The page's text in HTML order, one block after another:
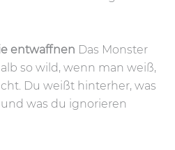
entwaffnen Das Monster
so wild, wenn man weiß,
Du weißt hinterher, was
was du ignorieren